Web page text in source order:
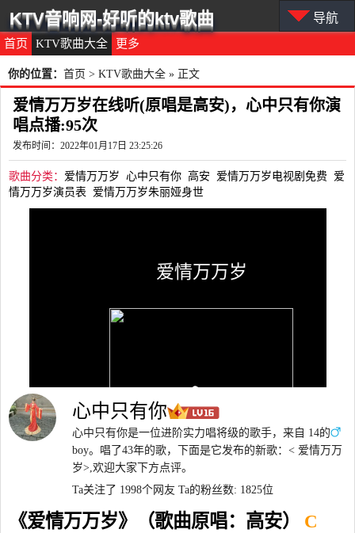
首页 KTV歌曲大全 更多
KTV音响网-好听的ktv歌曲 导航
你的位置： 首页 > KTV歌曲大全 » 正文
爱情万万岁在线听(原唱是高安)，心中只有你演
唱点播:95次
发布时间：2022年01月17日 23:25:26
歌曲分类： 爱情万万岁 心中只有你 高安 爱情万万岁电视剧免费
爱
情万万岁演员表
爱情万万岁朱丽娅身世
心中只有你
心中只有你是一位进阶实力唱将级的歌手，来自 14的
boy。唱了43年的歌，下面是它发布的新歌：< 爱情万万
岁>,欢迎大家下方点评。
Ta关注了 1998个网友 Ta的粉丝数: 1825位
《爱情万万岁》（歌曲原唱：高安） C